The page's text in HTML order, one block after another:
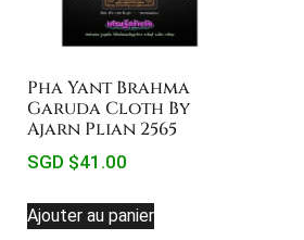
Pha Yant Brahma
Garuda Cloth By
Ajarn Plian 2565
SGD $41.00
Ajouter au panier